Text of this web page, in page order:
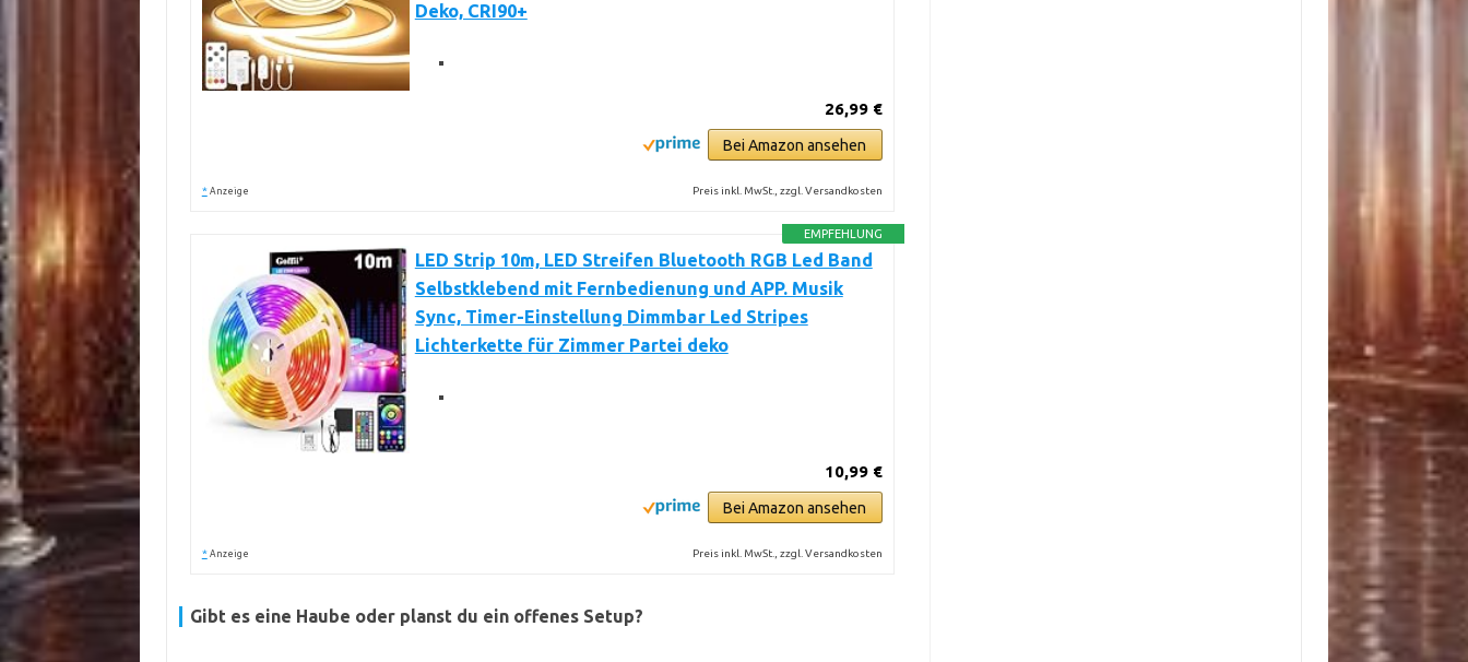
Deko, CRI90+
26,99 €
Bei Amazon ansehen
* Anzeige Preis inkl. MwSt., zzgl. Versandkosten
EMPFEHLUNG
LED Strip 10m, LED Streifen Bluetooth RGB Led Band
Selbstklebend mit Fernbedienung und APP. Musik
Sync, Timer-Einstellung Dimmbar Led Stripes
Lichterkette für Zimmer Partei deko
10,99 €
Bei Amazon ansehen
* Anzeige Preis inkl. MwSt., zzgl. Versandkosten
Gibt es eine Haube oder planst du ein offenes Setup?